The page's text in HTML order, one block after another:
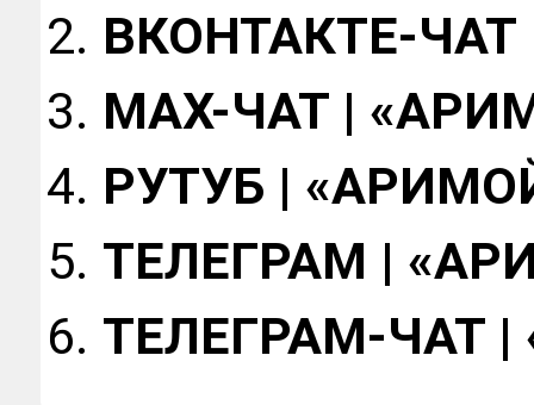
ВКОНТАКТЕ-
МАХ-ЧАТ |
РУТУБ |
ТЕЛЕГРАМ |
ТЕЛЕГРАМ-ЧАТ